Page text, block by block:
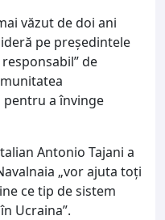
văzut de doi ani
pe președintele
de
pentru a învinge
Antonio Tajani a
„vor ajuta toți
ce tip de sistem
Ucraina”.